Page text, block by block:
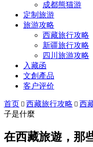
成都熊猫游
定制旅游
旅游攻略
西藏旅行攻略
新疆旅行攻略
四川旅游攻略
入藏函
文創產品
客户评价
首页  西藏旅行攻略  西
子是什麼
在西藏旅遊，那